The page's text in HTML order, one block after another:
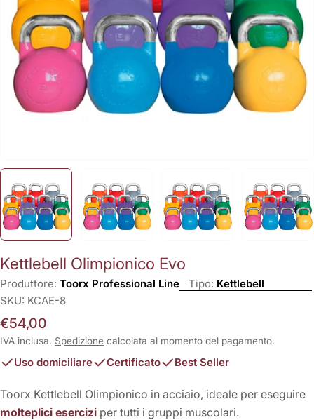
Apri supporto 1 in modalità modale
Kettlebell Olimpionico Evo
Produttore: Toorx Professional Line Tipo: Kettlebell
SKU: KCAE-8
Prezzo
normale
€54,00
IVA inclusa. Spedizione calcolata al momento del pagamento.
Uso domiciliare Certificato Best Seller
Toorx Kettlebell Olimpionico in acciaio, ideale per eseguire
molteplici esercizi per tutti i gruppi muscolari.